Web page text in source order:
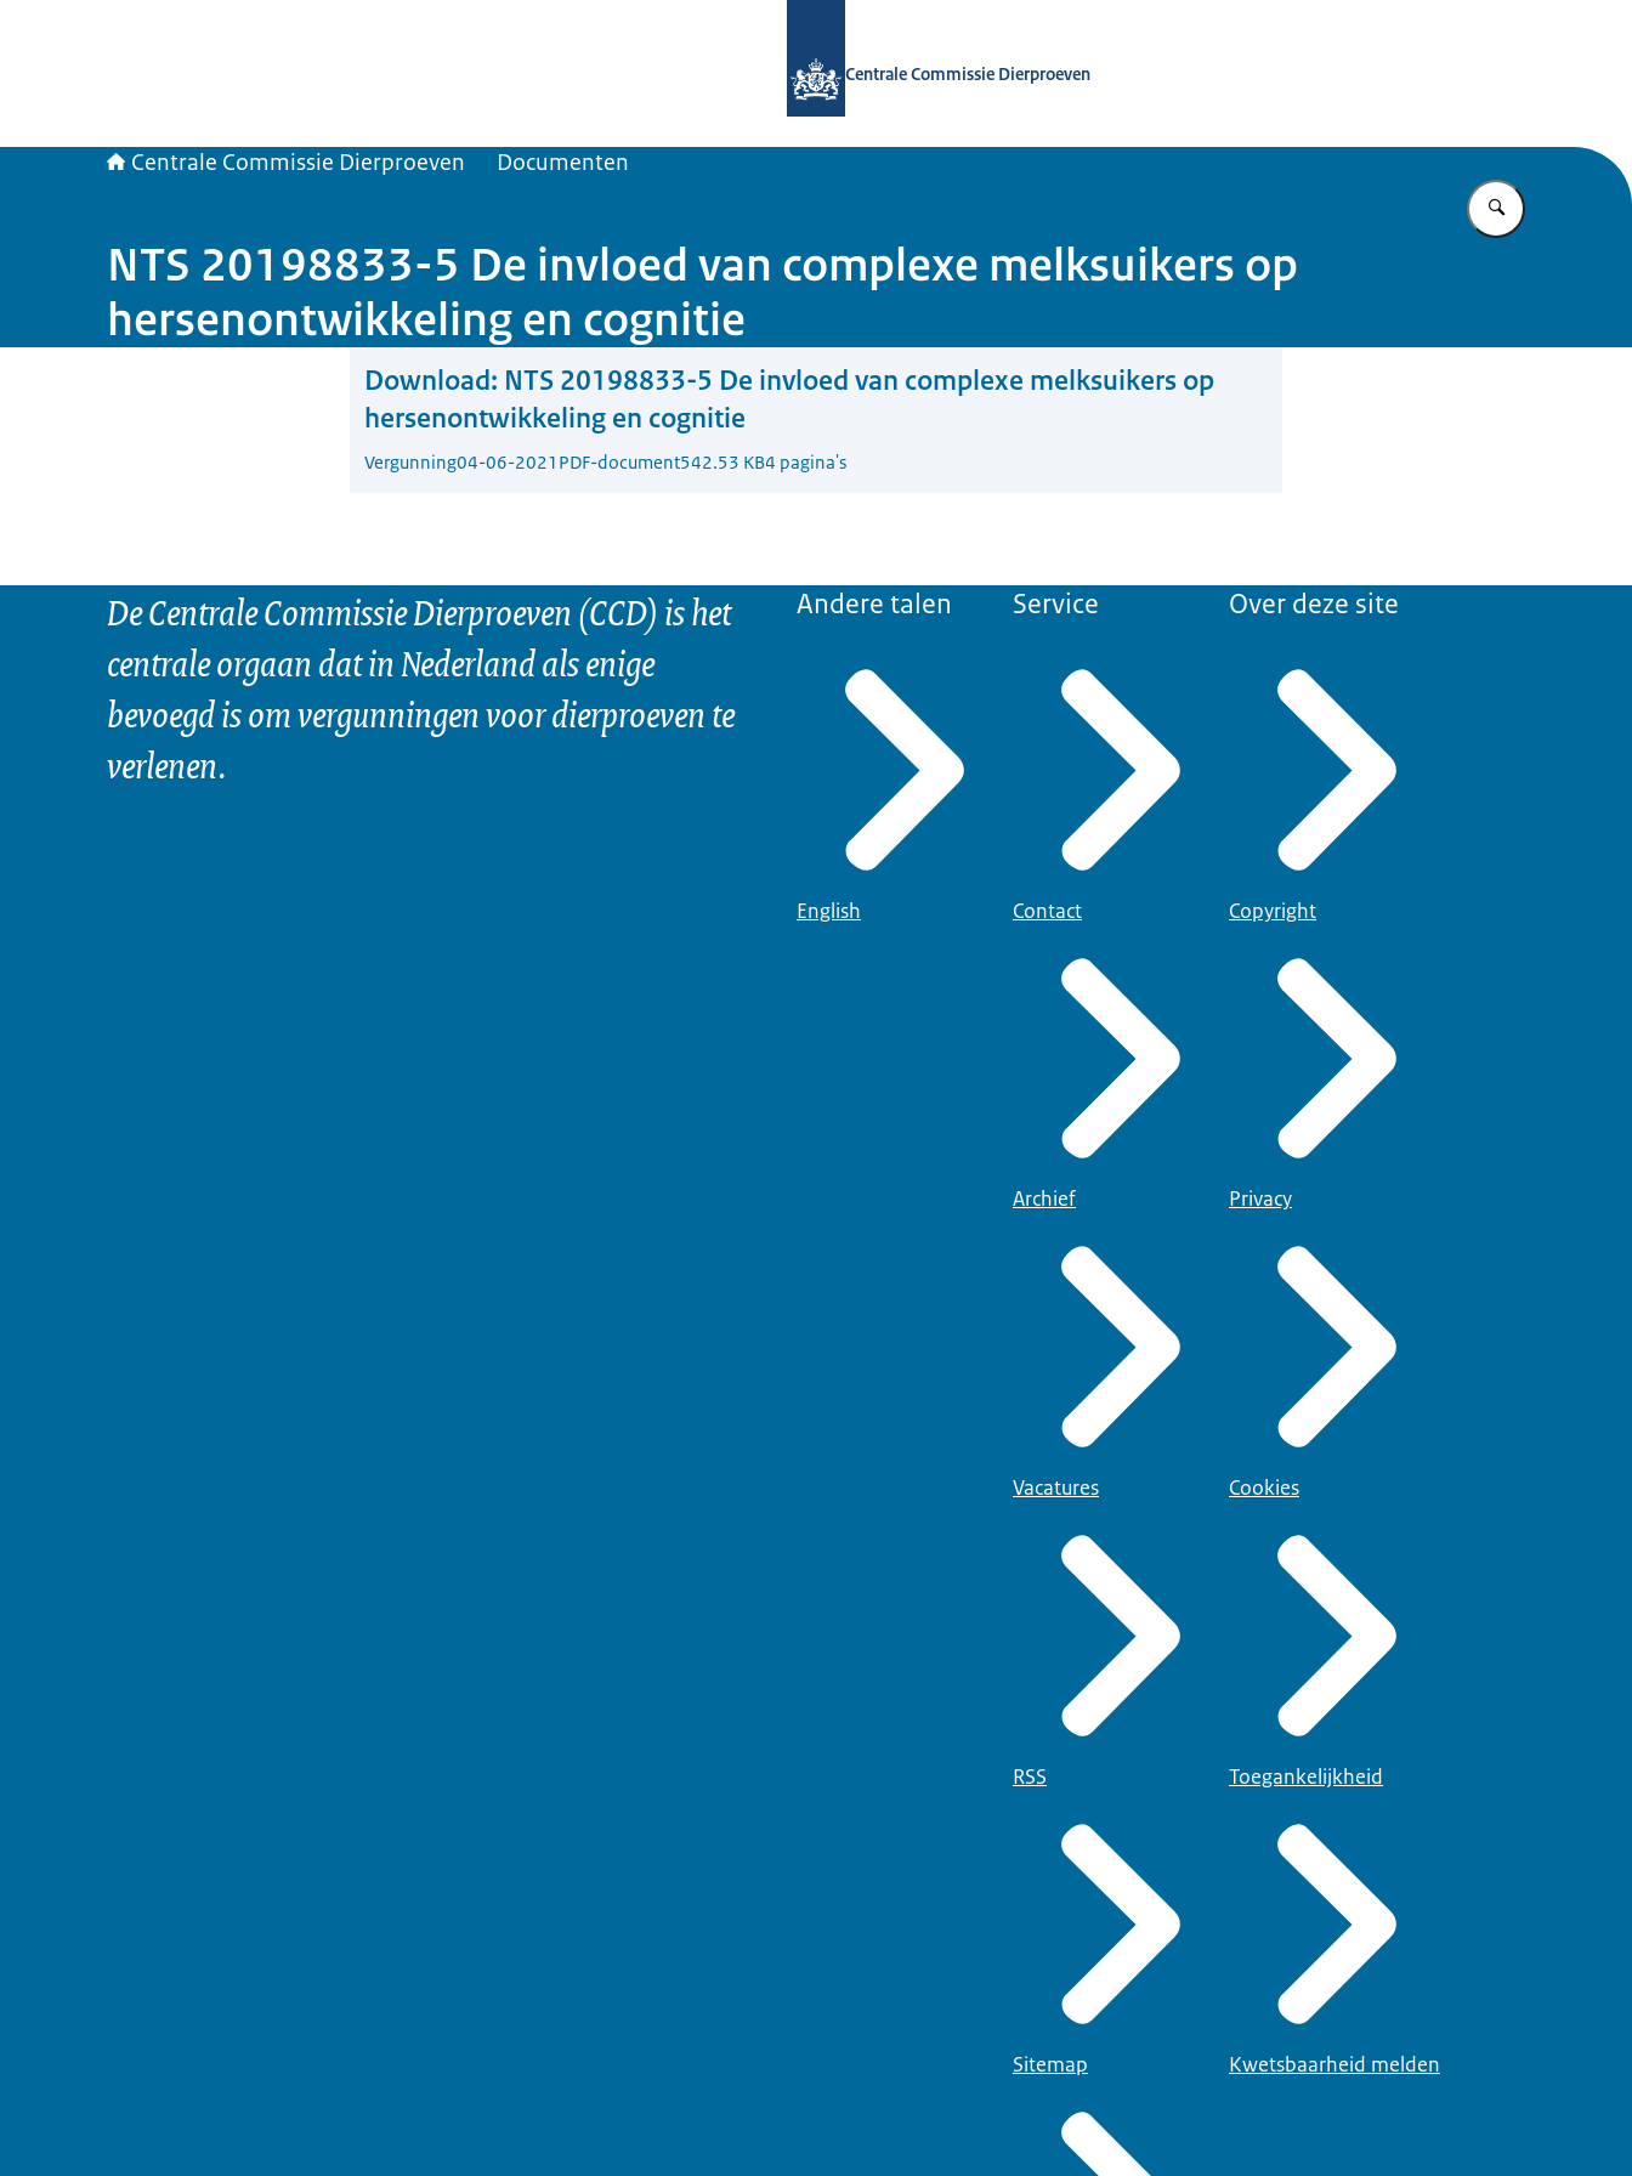
Centrale Commissie Dierproeven
Centrale Commissie Dierproeven Documenten
Vul in wat u
NTS 20198833-5 De invloed van complexe melksuikers op
hersenontwikkeling en cognitie
Download: NTS 20198833-5 De invloed van complexe melksuikers op
hersenontwikkeling en cognitie
Vergunning04-06-2021 PDF-document542.53 KB4 pagina's
De Centrale Commissie Dierproeven (CCD) is het
centrale orgaan dat in Nederland als enige
bevoegd is om vergunningen voor dierproeven te
verlenen.
Andere talen
English
Service
Contact
Archief
Vacatures
RSS
Sitemap
Over deze site
Copyright
Privacy
Cookies
Toegankelijkheid
Kwetsbaarheid melden